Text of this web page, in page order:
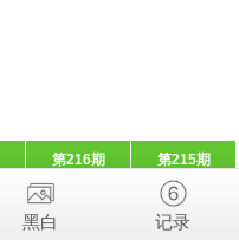
第216期 第215期
黑白 记录